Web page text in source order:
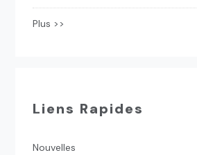
Plus >>
Liens Rapides
Nouvelles